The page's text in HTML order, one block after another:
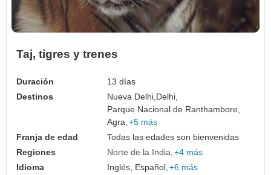
Taj, tigres y trenes
Duración
13 días
Destinos
Nueva Delhi, Delhi,
Parque Nacional de Ranthambore,
Agra, +5 más
Franja de edad
Todas las edades son bienvenidas
Regiones
Norte de la India +4 más
Idioma
Inglés, Español, +6 más